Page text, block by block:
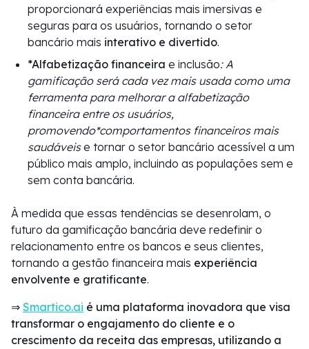
proporcionará experiências mais imersivas e
seguras para os usuários, tornando o setor
bancário mais interativo e divertido.
*Alfabetização financeira e inclusão: A
gamificação será cada vez mais usada como uma
ferramenta para melhorar a alfabetização
financeira entre os usuários,
promovendo*comportamentos financeiros mais
saudáveise tornar o setor bancário acessível a um
público mais amplo, incluindo as populações sem e
sem conta bancária.
À medida que essas tendências se desenrolam, o
futuro da gamificação bancária deve redefinir o
relacionamento entre os bancos e seus clientes,
tornando a gestão financeira mais experiência
envolvente e gratificante.
⇒ Smartico.ai é uma plataforma inovadora que visa
transformar o engajamento do cliente e o
crescimento da receita das empresas, utilizando a